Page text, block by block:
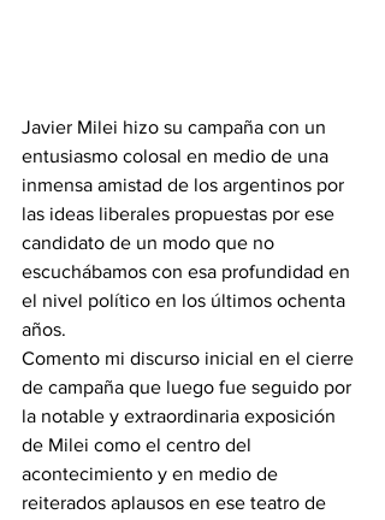
Javier Milei hizo su campaña con un
entusiasmo colosal en medio de una
inmensa amistad de los argentinos por
las ideas liberales propuestas por ese
candidato de un modo que no
escuchábamos con esa profundidad en
el nivel político en los últimos ochenta
años.
Comento mi discurso inicial en el cierre
de campaña que luego fue seguido por
la notable y extraordinaria exposición
de Milei como el centro del
acontecimiento y en medio de
reiterados aplausos en ese teatro de